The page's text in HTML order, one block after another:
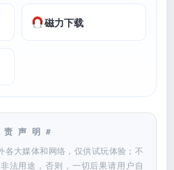
磁力下载
声明#
各大媒体和网络，仅供试玩体验；不
法用途，否则，一切后果请用户自